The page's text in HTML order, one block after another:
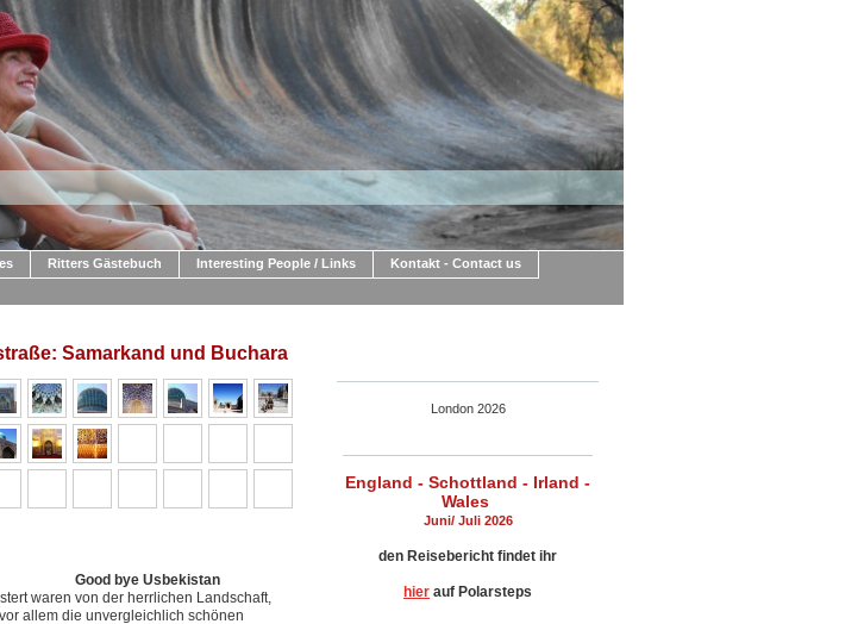
Ritters Gästebuch Interesting People / Links
Kontakt - Contact us
Samarkand und Buchara
Good bye Usbekistan
waren von der herrlichen Landschaft,
allem die unvergleichlich schönen
London 2026
England - Schottland - Irland -
Wales
Juni/ Juli 2026
den Reisebericht findet ihr
hier auf Polarsteps